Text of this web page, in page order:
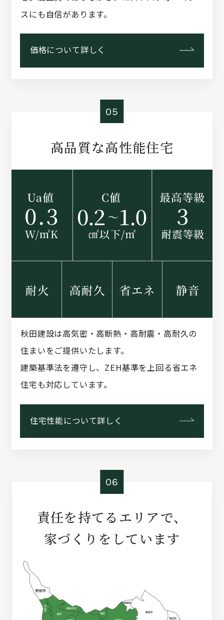
スにも自信があります。
価格について詳しく
05
高品質な高性能住宅
秋田建設は高気密・高断熱・高耐震・高耐久の
住まいをご提供いたします。
建築基準法を遵守し、ZEH基準を上回る省エネ
住宅も対応しています。
住宅性能について詳しく
06
責任を持てるエリアで、
家づくりをしています